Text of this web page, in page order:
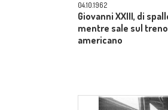
04.10.1962
Giovanni XXIII, di
mentre sale sul
americano